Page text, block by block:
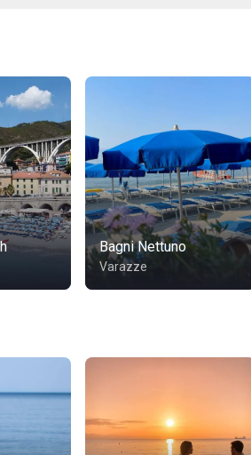
Bagni Nettuno
Varazze